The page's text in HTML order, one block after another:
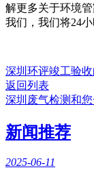
解更多关于环境
我们，我们将24
深圳环评竣工验
返回列表
深圳废气检测和
新闻推荐
2025-06-11